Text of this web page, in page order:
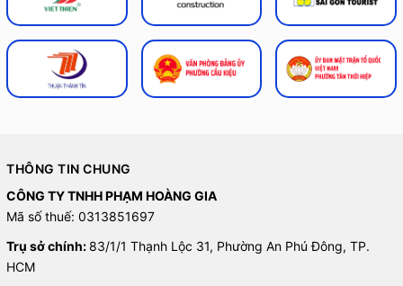
THÔNG TIN CHUNG
CÔNG TY TNHH PHẠM HOÀNG GIA
Mã số thuế: 0313851697
Trụ sở chính: 83/1/1 Thạnh Lộc 31, Phường An Phú Đông, TP.
HCM